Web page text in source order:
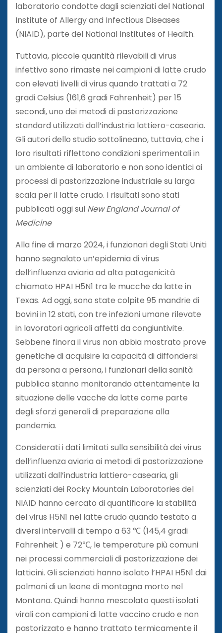
laboratorio condotte dagli scienziati del National
Institute of Allergy and Infectious Diseases
(NIAID), parte del National Institutes of Health.
Tuttavia, piccole quantità rilevabili di virus
infettivo sono rimaste nei campioni di latte crudo
con elevati livelli di virus quando trattati a 72
gradi Celsius (161,6 gradi Fahrenheit) per 15
secondi, uno dei metodi di pastorizzazione
standard utilizzati dall’industria lattiero-casearia.
Gli autori dello studio sottolineano, tuttavia, che i
loro risultati riflettono condizioni sperimentali in
un ambiente di laboratorio e non sono identici ai
processi di pastorizzazione industriale su larga
scala per il latte crudo. I risultati sono stati
pubblicati oggi sul New England Journal of
Medicine
Alla fine di marzo 2024, i funzionari degli Stati Uniti
hanno segnalato un’epidemia di virus
dell’influenza aviaria ad alta patogenicità
chiamato HPAI H5N1 tra le mucche da latte in
Texas. Ad oggi, sono state colpite 95 mandrie di
bovini in 12 stati, con tre infezioni umane rilevate
in lavoratori agricoli affetti da congiuntivite.
Sebbene finora il virus non abbia mostrato prove
genetiche di acquisire la capacità di diffondersi
da persona a persona, i funzionari della sanità
pubblica stanno monitorando attentamente la
situazione delle vacche da latte come parte
degli sforzi generali di preparazione alla
pandemia.
Considerati i dati limitati sulla sensibilità dei virus
dell’influenza aviaria ai metodi di pastorizzazione
utilizzati dall’industria lattiero-casearia, gli
scienziati dei Rocky Mountain Laboratories del
NIAID hanno cercato di quantificare la stabilità
del virus H5N1 nel latte crudo quando testato a
diversi intervalli di tempo a 63 ℃ (145,4 gradi
Fahrenheit ) e 72℃, le temperature più comuni
nei processi commerciali di pastorizzazione dei
latticini. Gli scienziati hanno isolato l’HPAI H5N1 dai
polmoni di un leone di montagna morto nel
Montana. Quindi hanno mescolato questi isolati
virali con campioni di latte vaccino crudo e non
pastorizzato e hanno trattato termicamente il